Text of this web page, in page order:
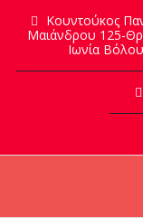
Κουντούκος
Μαιάνδρου 125-
Ιωνία Βόλου